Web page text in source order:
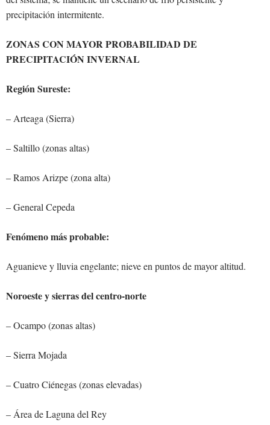
precipitación intermitente.
ZONAS CON MAYOR PROBABILIDAD DE
PRECIPITACIÓN INVERNAL
Región Sureste:
– Arteaga (Sierra)
– Saltillo (zonas altas)
– Ramos Arizpe (zona alta)
– General Cepeda
Fenómeno más probable:
Aguanieve y lluvia engelante; nieve en puntos de mayor altitud.
Noroeste y sierras del centro-norte
– Ocampo (zonas altas)
– Sierra Mojada
– Cuatro Ciénegas (zonas elevadas)
– Área de Laguna del Rey